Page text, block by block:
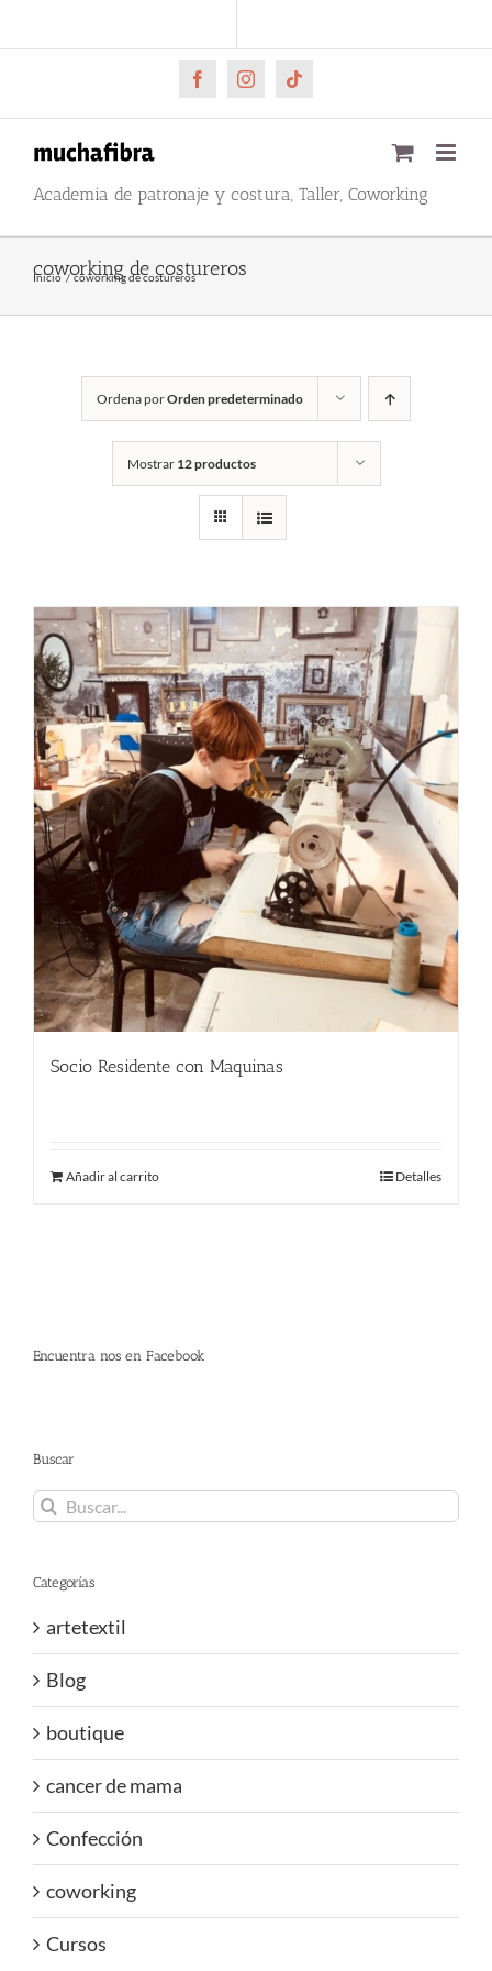
al
FacebookInstagramTiktok
Academia de patronaje y costura, Taller, Coworking
coworking de costureros
Inicio coworking de costureros
Ordena porOrden predeterminado
Mostrar 12 productos
Socio Residente con Maquinas
Añadir al carrito Detalles
Encuentra nos en Facebook
Buscar
Buscar:
Categorías
artetextil
Blog
boutique
cancer de mama
Confección
coworking
Cursos